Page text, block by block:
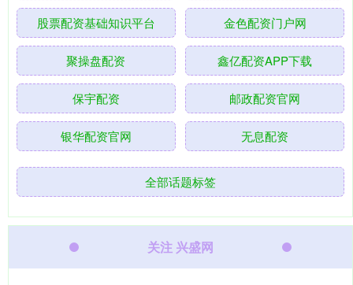
股票配资基础知识平台 金色配资门户网
聚操盘配资 鑫亿配资APP下载
保宇配资 邮政配资官网
银华配资官网 无息配资
全部话题标签
关注 兴盛网